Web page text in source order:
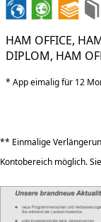
HAM OFFICE,
DIPLOM, HAM
* App eimalig für 12
** Einmalige
Kontobereich möglich.